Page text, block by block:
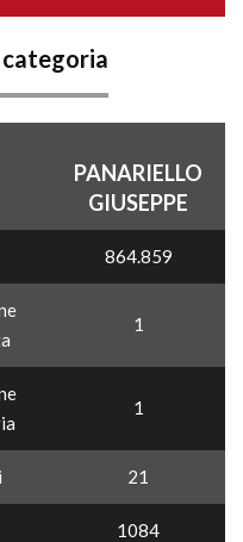
PANARIELLO
GIUSEPPE
864.859
1
1
21
1084